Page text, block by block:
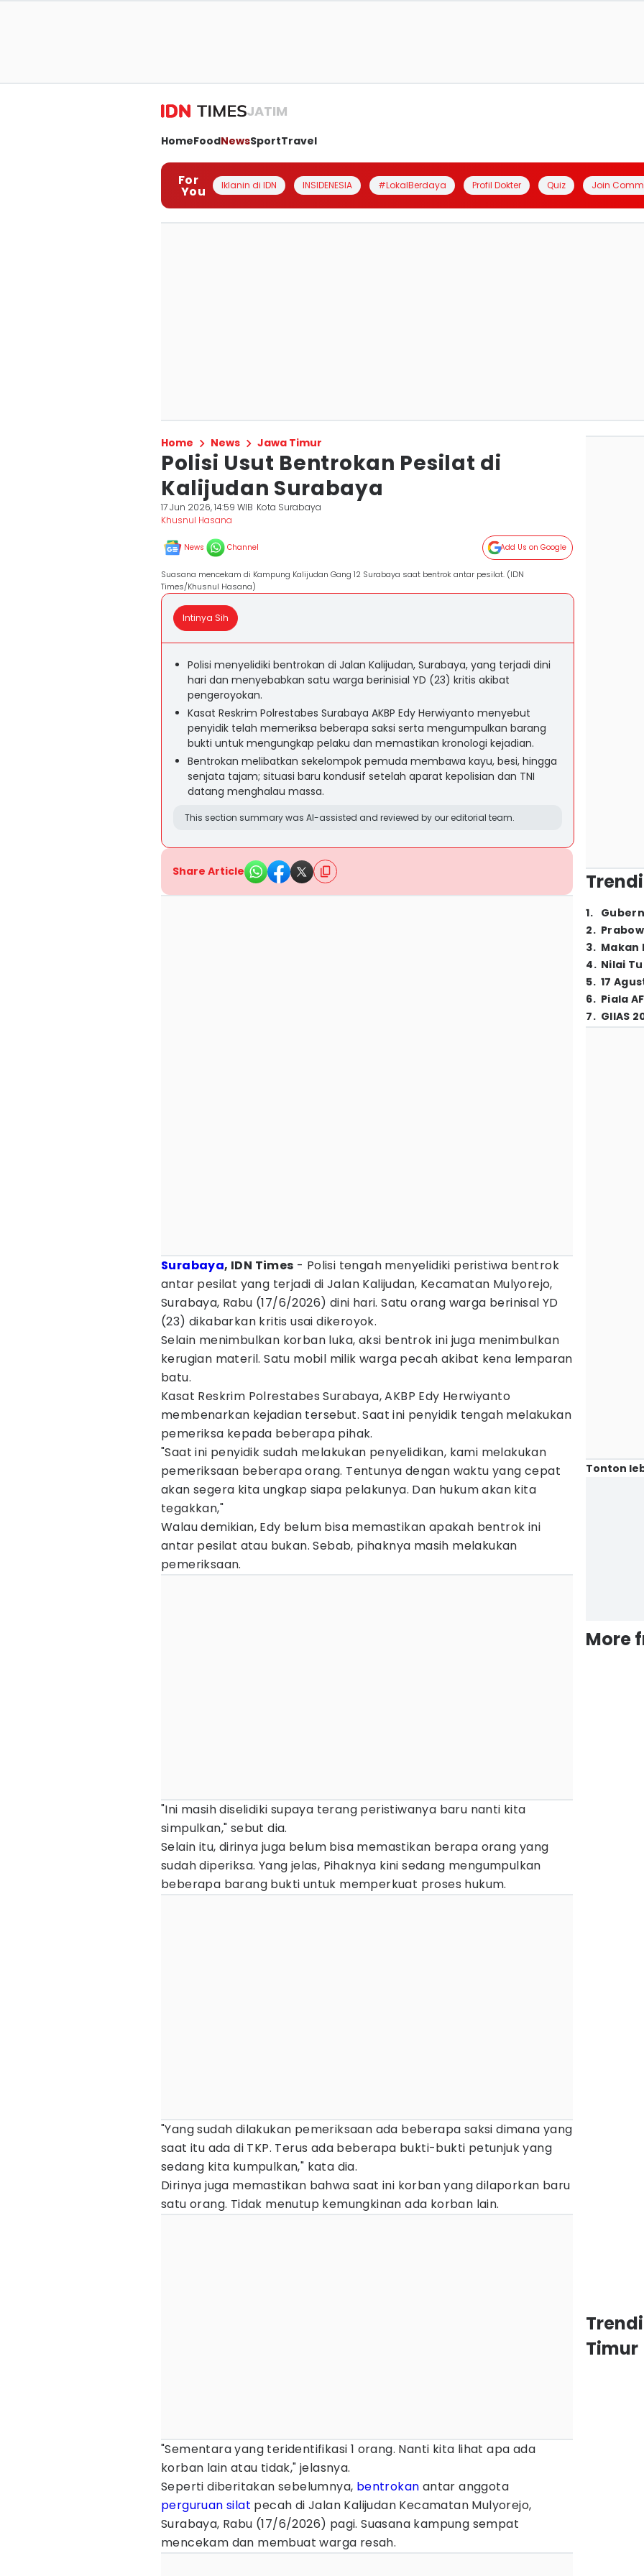
JATIM
HomeFoodNewsSportTravel
For
You Iklanin di IDN INSIDENESIA #LokalBerdaya Profil Dokter Quiz Join
Home News Jawa Timur
Polisi Usut Bentrokan Pesilat di
Kalijudan Surabaya
17 Jun 2026, 14:59 WIB Kota Surabaya
Khusnul Hasana
News Channel Add Us on Google
Suasana mencekam di Kampung Kalijudan Gang 12 Surabaya saat bentrok antar pesilat. (IDN
Times/Khusnul Hasana)
Intinya Sih
Polisi menyelidiki bentrokan di Jalan Kalijudan, Surabaya, yang terjadi dini
hari dan menyebabkan satu warga berinisial YD (23) kritis akibat
pengeroyokan.
Kasat Reskrim Polrestabes Surabaya AKBP Edy Herwiyanto menyebut
penyidik telah memeriksa beberapa saksi serta mengumpulkan barang
bukti untuk mengungkap pelaku dan memastikan kronologi kejadian.
Bentrokan melibatkan sekelompok pemuda membawa kayu, besi, hingga
senjata tajam; situasi baru kondusif setelah aparat kepolisian dan TNI
datang menghalau massa.
This section summary was AI-assisted and reviewed by our editorial team.
Share Article
Surabaya, IDN Times - Polisi tengah menyelidiki peristiwa bentrok
antar pesilat yang terjadi di Jalan Kalijudan, Kecamatan Mulyorejo,
Surabaya, Rabu (17/6/2026) dini hari. Satu orang warga berinisal YD
(23) dikabarkan kritis usai dikeroyok.
Selain menimbulkan korban luka, aksi bentrok ini juga menimbulkan
kerugian materil. Satu mobil milik warga pecah akibat kena lemparan
batu.
Kasat Reskrim Polrestabes Surabaya, AKBP Edy Herwiyanto
membenarkan kejadian tersebut. Saat ini penyidik tengah melakukan
pemeriksa kepada beberapa pihak.
"Saat ini penyidik sudah melakukan penyelidikan, kami melakukan
pemeriksaan beberapa orang. Tentunya dengan waktu yang cepat
akan segera kita ungkap siapa pelakunya. Dan hukum akan kita
tegakkan,"
Walau demikian, Edy belum bisa memastikan apakah bentrok ini
antar pesilat atau bukan. Sebab, pihaknya masih melakukan
pemeriksaan.
"Ini masih diselidiki supaya terang peristiwanya baru nanti kita
simpulkan," sebut dia.
Selain itu, dirinya juga belum bisa memastikan berapa orang yang
sudah diperiksa. Yang jelas, Pihaknya kini sedang mengumpulkan
beberapa barang bukti untuk memperkuat proses hukum.
"Yang sudah dilakukan pemeriksaan ada beberapa saksi dimana yang
saat itu ada di TKP. Terus ada beberapa bukti-bukti petunjuk yang
sedang kita kumpulkan," kata dia.
Dirinya juga memastikan bahwa saat ini korban yang dilaporkan baru
satu orang. Tidak menutup kemungkinan ada korban lain.
"Sementara yang teridentifikasi 1 orang. Nanti kita lihat apa ada
korban lain atau tidak," jelasnya.
Seperti diberitakan sebelumnya, bentrokan antar anggota
perguruan silat pecah di Jalan Kalijudan Kecamatan Mulyorejo,
Surabaya, Rabu (17/6/2026) pagi. Suasana kampung sempat
mencekam dan membuat warga resah.
1.
2.
3. Makan
4. Nilai
5. 17
6. Piala
7. GIIAS
Tonton
More
Timur